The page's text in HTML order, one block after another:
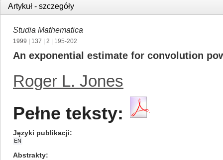
Artykuł - szczegóły
Studia Mathematica
1999 137 2 | 195-202
An exponential estimate for convolution
Roger L. Jones
Pełne teksty:
Języki publikacji
EN
Abstrakty